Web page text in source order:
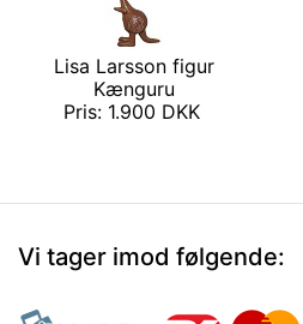
Lisa Larsson figur
Kænguru
Pris: 1.900 DKK
Vi tager imod følgende: